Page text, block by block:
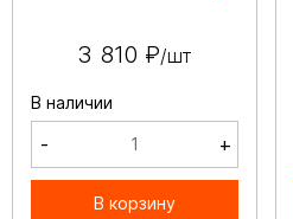
3 810 ₽/шт
В наличии
- +
В корзину